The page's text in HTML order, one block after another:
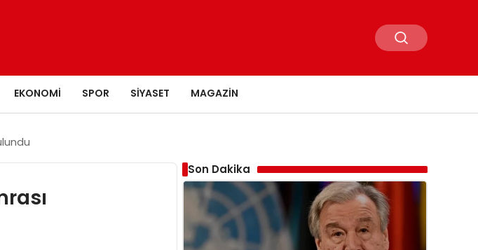
EKONOMI SPOR SIYASET MAGAZIN
Son Dakika